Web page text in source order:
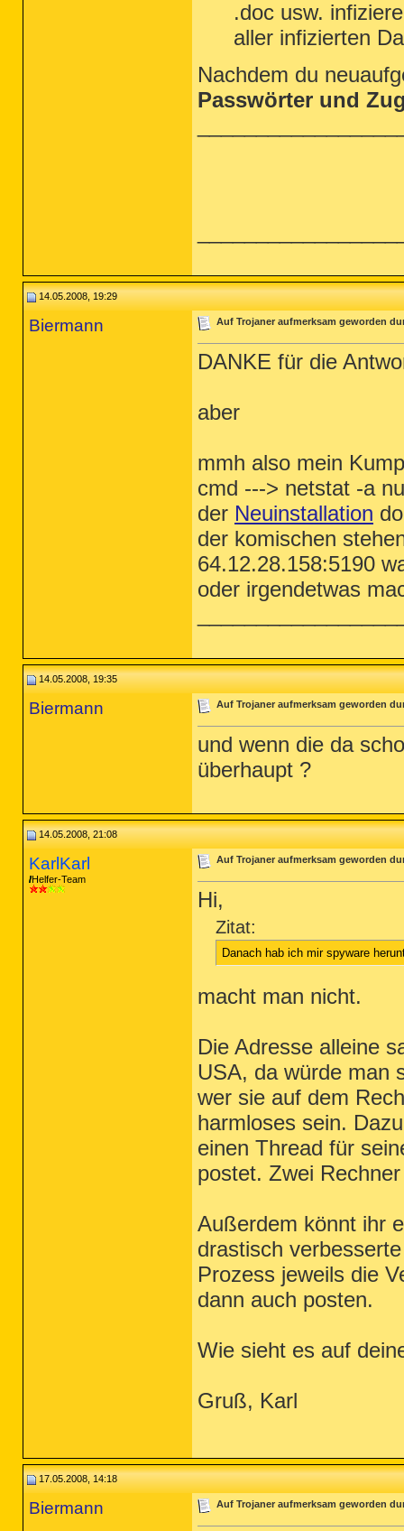
.doc usw.
aller infizierten
Nachdem du
Passwörter und
14.05.2008, 19:29
Biermann Auf Trojaner aufmerksam geworden
DANKE für die
aber
mmh also mein
cmd ---> netstat -a
der Neuinstallation
der komischen
64.12.28.158:5190
oder irgendetwas
14.05.2008, 19:35
Biermann Auf Trojaner aufmerksam geworden
und wenn die da
überhaupt ?
14.05.2008, 21:08
KarlKarl
Helfer-Team
Auf Trojaner aufmerksam geworden
Hi,
Zitat:
Danach hab ich mir spyware
macht man nicht.
Die Adresse alleine
USA, da würde man
wer sie auf dem
harmloses sein.
einen Thread für
postet. Zwei
Außerdem könnt ihr
drastisch
Prozess jeweils die
dann auch posten.
Wie sieht es auf
Gruß, Karl
17.05.2008, 14:18
Biermann Auf Trojaner aufmerksam geworden